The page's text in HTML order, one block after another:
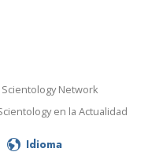
Network
en la Actualidad
Idioma